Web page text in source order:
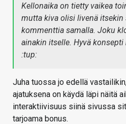
Kellonaika on tietty vaikea
mutta kiva olisi livenä itsekin
kommenttia samalla. Joku
ainakin itselle. Hyvä
:tup:
Juha tuossa jo edellä
ajatuksena on käydä läpi näitä
interaktiivisuus siinä sivussa
tarjoama bonus.